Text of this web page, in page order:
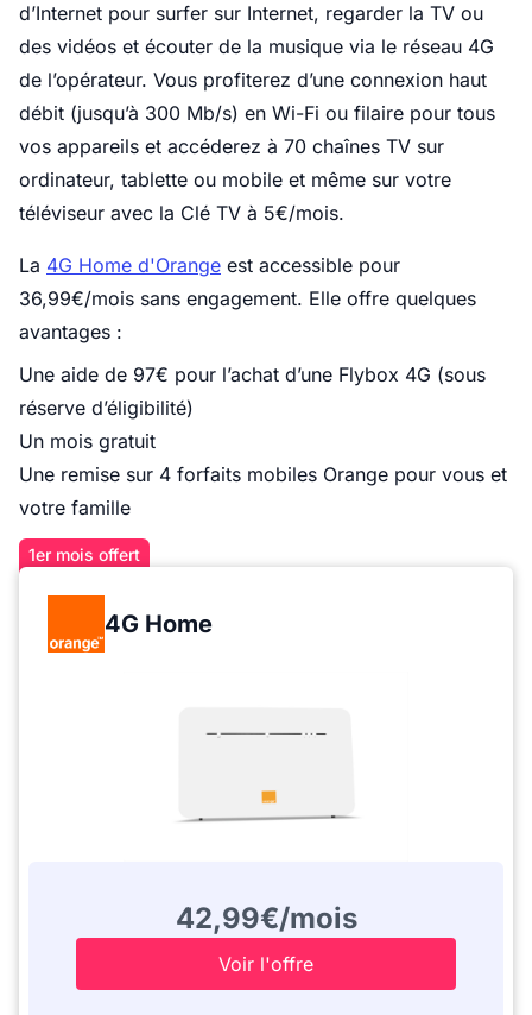
d’Internet pour surfer sur Internet, regarder la TV ou
des vidéos et écouter de la musique via le réseau 4G
de l’opérateur. Vous profiterez d’une connexion haut
débit (jusqu’à 300 Mb/s) en Wi-Fi ou filaire pour tous
vos appareils et accéderez à 70 chaînes TV sur
ordinateur, tablette ou mobile et même sur votre
téléviseur avec la Clé TV à 5€/mois.
La 4G Home d'Orange est accessible pour
36,99€/mois sans engagement. Elle offre quelques
avantages :
Une aide de 97€ pour l’achat d’une Flybox 4G (sous
réserve d’éligibilité)
Un mois gratuit
Une remise sur 4 forfaits mobiles Orange pour vous et
votre famille
1er mois offert
4G Home
42,99€/mois
Voir l'offre